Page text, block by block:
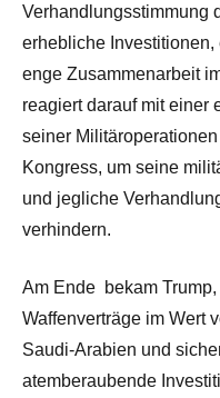
Verhandlungsstimmung
erhebliche
enge Zusammenarbeit
reagiert darauf mit einer
seiner
Kongress, um seine
und jegliche
verhindern.
Am Ende bekam
Waffenverträge im Wert
Saudi-Arabien und
atemberaubende